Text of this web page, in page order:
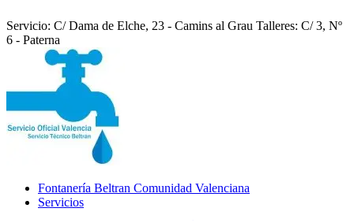
Servicio: C/ Dama de Elche, 23 - Camins al Grau Talleres: C/ 3, Nº
6 - Paterna
Fontanería Beltran Comunidad Valenciana
Servicios